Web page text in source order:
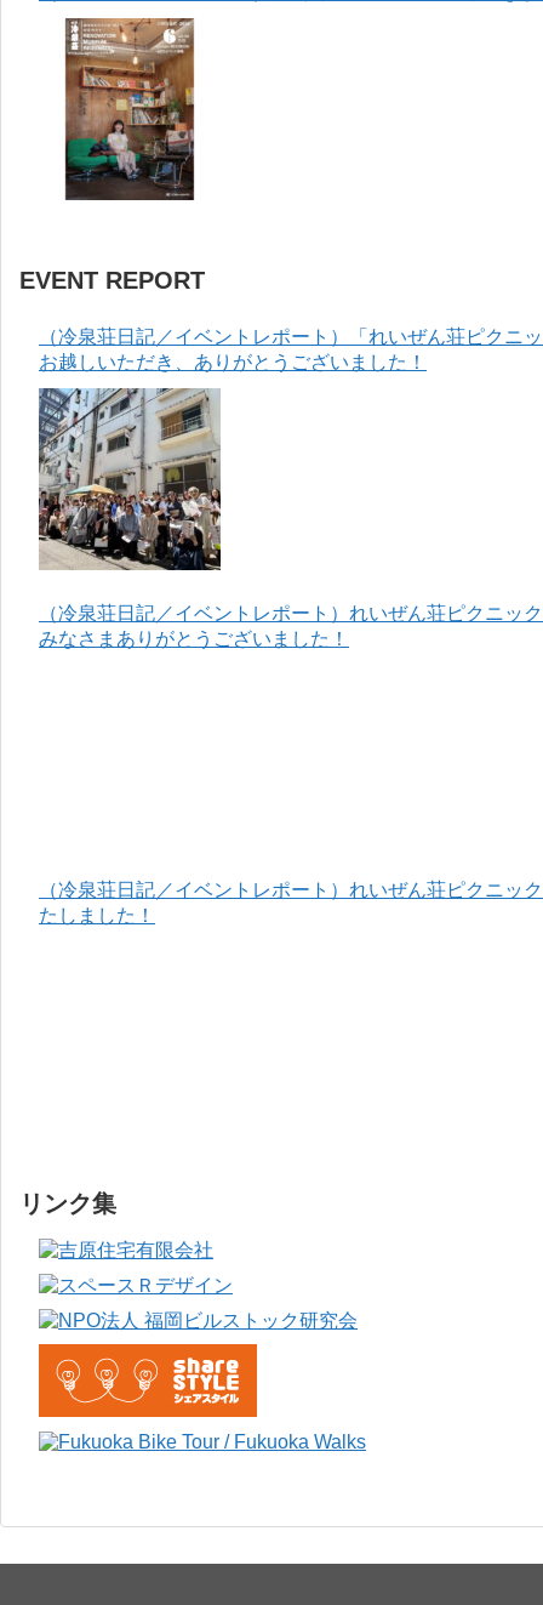
EVENT REPORT
（冷泉荘日記／イベントレポート）「れいぜん荘ピクニ
お越しいただき、ありがとうございました！
（冷泉荘日記／イベントレポート）れいぜん荘ピクニッ
みなさまありがとうございました！
（冷泉荘日記／イベントレポート）れいぜん荘ピクニッ
たしました！
リンク集